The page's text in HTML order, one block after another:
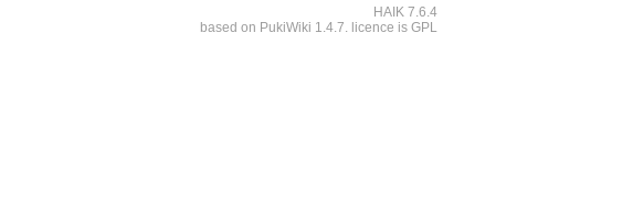
HAIK 7.6.4
based on PukiWiki 1.4.7. licence is GPL